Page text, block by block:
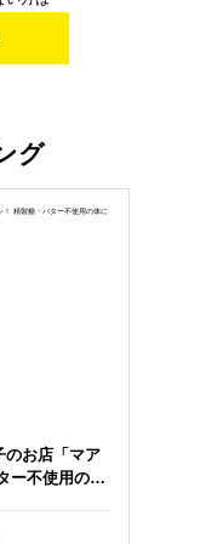
グ
のお店「マア
ー不使用の体